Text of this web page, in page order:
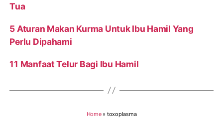
Tua
5 Aturan Makan Kurma Untuk Ibu Hamil Yang
Perlu Dipahami
11 Manfaat Telur Bagi Ibu Hamil
Home» toxoplasma